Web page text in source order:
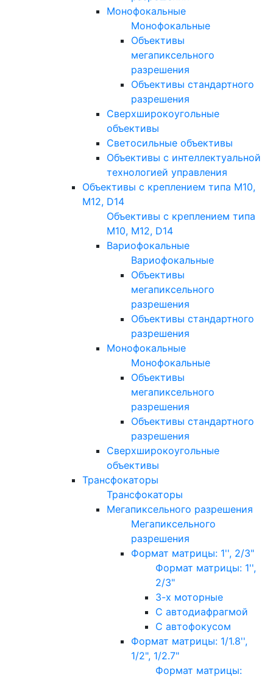
Монофокальные
Монофокальные
Объективы
мегапиксельного
разрешения
Объективы стандартного
разрешения
Сверхширокоугольные
объективы
Светосильные объективы
Объективы с интеллектуальной
технологией управления
Объективы с креплением типа M10,
M12, D14
Объективы с креплением типа
M10, M12, D14
Вариофокальные
Вариофокальные
Объективы
мегапиксельного
разрешения
Объективы стандартного
разрешения
Монофокальные
Монофокальные
Объективы
мегапиксельного
разрешения
Объективы стандартного
разрешения
Сверхширокоугольные
объективы
Трансфокаторы
Трансфокаторы
Мегапиксельного разрешения
Мегапиксельного
разрешения
Формат матрицы: 1'', 2/3"
Формат матрицы: 1'',
2/3"
3-х моторные
С автодиафрагмой
С автофокусом
Формат матрицы: 1/1.8'',
1/2", 1/2.7"
Формат матрицы: